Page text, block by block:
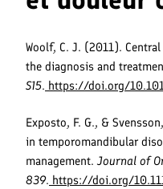
Woolf, C. J. (2011).
the diagnosis and
S15. https://doi.org/
Exposto, F. G., &
in temporomandibular
management. Journal of
839. https://doi.org/